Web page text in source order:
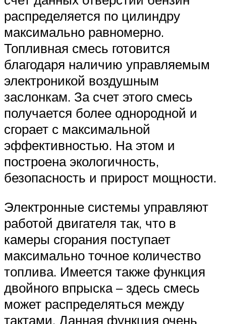
распределяется по цилиндру
максимально равномерно.
Топливная смесь готовится
благодаря наличию управляемым
электроникой воздушным
заслонкам. За счет этого смесь
получается более однородной и
сгорает с максимальной
эффективностью. На этом и
построена экологичность,
безопасность и прирост мощности.
Электронные системы управляют
работой двигателя так, что в
камеры сгорания поступает
максимально точное количество
топлива. Имеется также функция
двойного впрыска – здесь смесь
может распределяться между
тактами. Данная функция очень